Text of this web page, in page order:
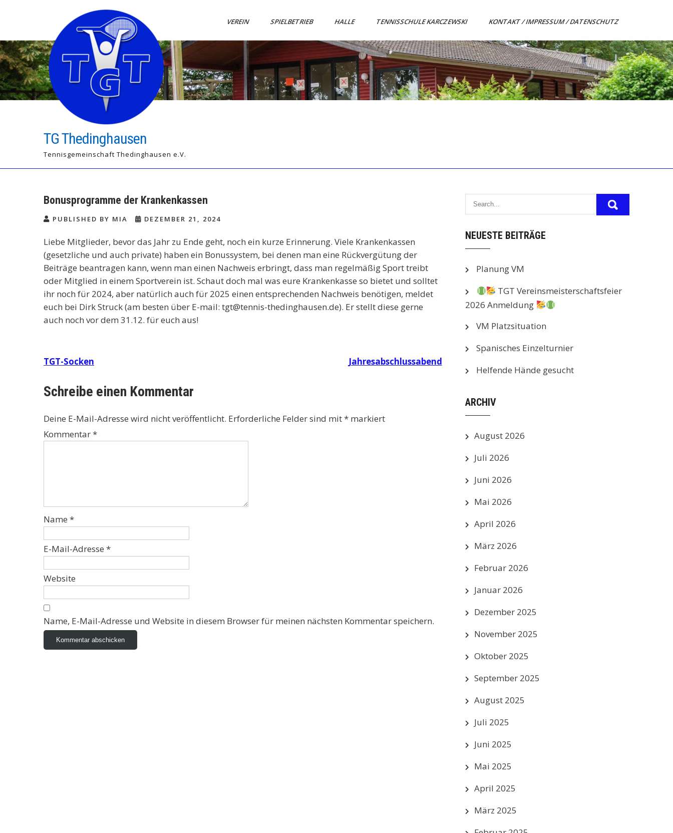
TG Thedinghausen
Tennisgemeinschaft Thedinghausen e.V.
VEREIN SPIELBETRIEB HALLE TENNISSCHULE KARCZEWSKI KONTAKT / IMPRESSUM / DATENSCHUTZ
Bonusprogramme der Krankenkassen
PUBLISHED BY MIA DEZEMBER 21, 2024
Liebe Mitglieder, bevor das Jahr zu Ende geht, noch ein kurze Erinnerung. Viele Krankenkassen
(gesetzliche und auch private) haben ein Bonussystem, bei denen man eine Rückvergütung der
Beiträge beantragen kann, wenn man einen Nachweis erbringt, dass man regelmäßig Sport treibt
oder Mitglied in einem Sportverein ist. Schaut doch mal was eure Krankenkasse so bietet und solltet
ihr noch für 2024, aber natürlich auch für 2025 einen entsprechenden Nachweis benötigen, meldet
euch bei Dirk Struck (am besten über E-mail: tgt@tennis-thedinghausen.de). Er stellt diese gerne
auch noch vor dem 31.12. für euch aus!
Beitragsnavigation
TGT-Socken Jahresabschlussabend
Schreibe einen Kommentar
Deine E-Mail-Adresse wird nicht veröffentlicht. Erforderliche Felder sind mit* markiert
Kommentar*
Name *
E-Mail-Adresse *
Website
Name, E-Mail-Adresse und Website in diesem Browser für meinen nächsten Kommentar speichern.
NEUESTE BEITRÄGE
Planung VM
TGT Vereinsmeisterschaftsfeier
2026 Anmeldung
VM Platzsituation
Spanisches Einzelturnier
Helfende Hände gesucht
ARCHIV
August 2026
Juli 2026
Juni 2026
Mai 2026
April 2026
März 2026
Februar 2026
Januar 2026
Dezember 2025
November 2025
Oktober 2025
September 2025
August 2025
Juli 2025
Juni 2025
Mai 2025
April 2025
März 2025